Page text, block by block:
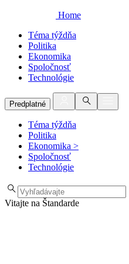
Home
Téma týždňa
Politika
Ekonomika
Spoločnosť
Technológie
Predplatné
Téma týždňa
Politika
Ekonomika >
Spoločnosť
Technológie
Vitajte na Štandarde